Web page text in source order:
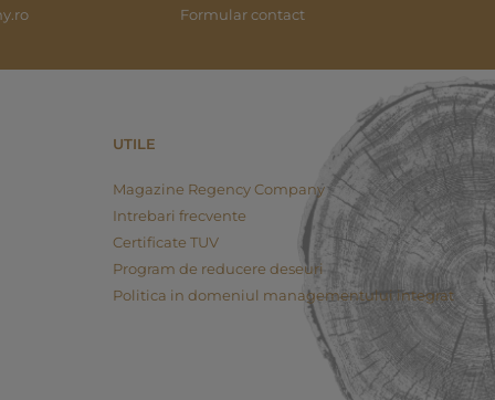
Formular contact
UTILE
Magazine Regency Company
Intrebari frecvente
Certificate TUV
Program de reducere deseuri
Politica in domeniul managementului integrat